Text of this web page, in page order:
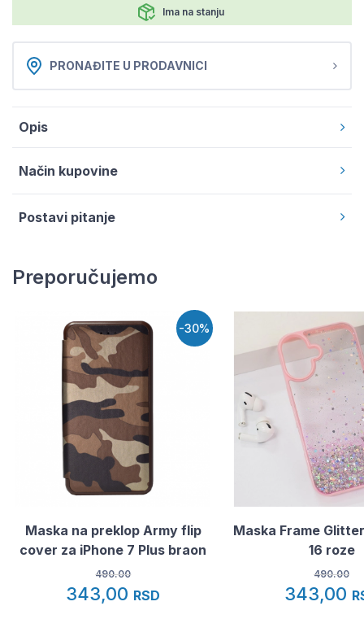
Ima na stanju
PRONAĐITE U PRODAVNICI
Opis
Način kupovine
Postavi pitanje
Preporučujemo
-30%
Maska na preklop Army flip
cover za iPhone 7 Plus braon
490.00
343,00 RSD
Maska Frame
16 roze
490.00
343,00